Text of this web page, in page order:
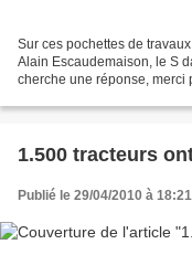
Sur ces pochettes de
Alain Escaudemaison, le S
cherche une réponse, merci
1.500 tracteurs
Publié le 29/04/2010 à 18:21